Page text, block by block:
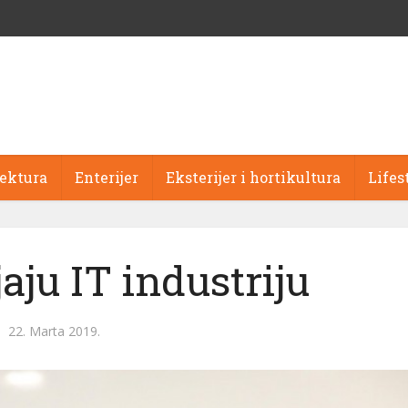
Enterijer Eksterijer i hortikultura
IT industriju
22. Marta 2019.